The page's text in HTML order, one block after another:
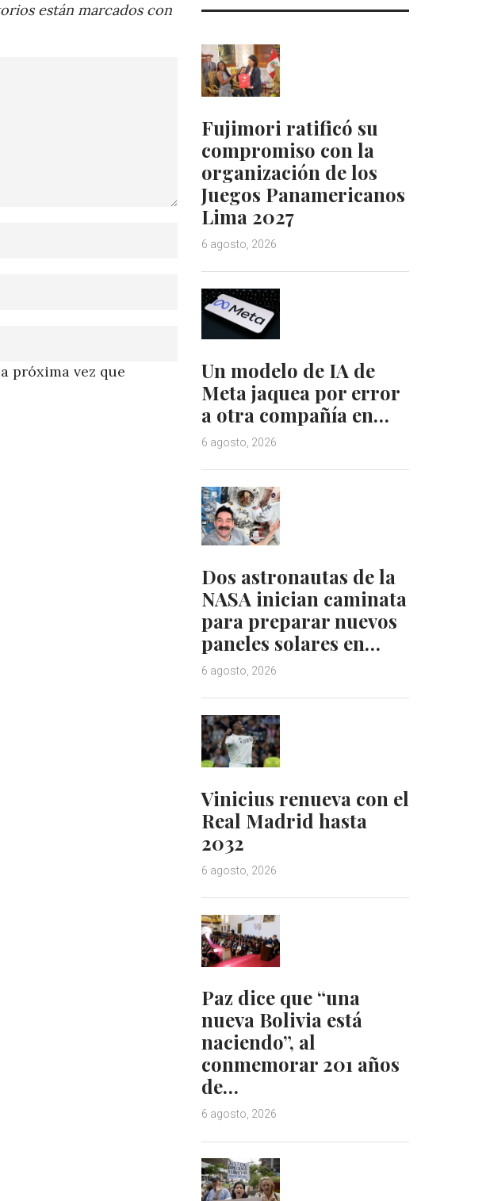
están marcados con
próxima vez que
Fujimori ratificó su
compromiso con la
organización de los
Juegos Panamericanos
Lima 2027
6 agosto, 2026
Un modelo de IA de
Meta jaquea por error
a otra compañía en…
6 agosto, 2026
Dos astronautas de la
NASA inician caminata
para preparar nuevos
paneles solares en…
6 agosto, 2026
Vinicius renueva con el
Real Madrid hasta
2032
6 agosto, 2026
Paz dice que “una
nueva Bolivia está
naciendo”, al
conmemorar 201 años
de…
6 agosto, 2026